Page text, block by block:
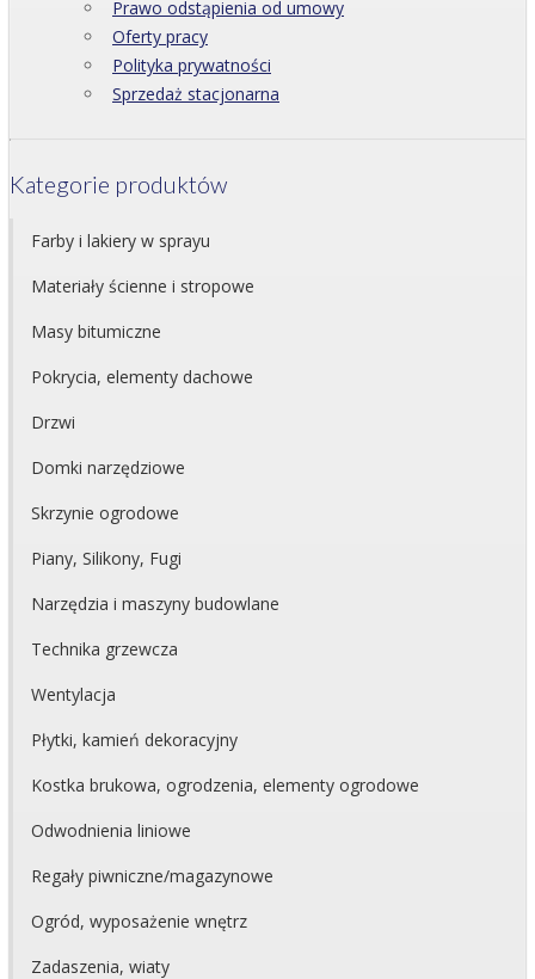
Prawo odstąpienia od umowy
Oferty pracy
Polityka prywatności
Sprzedaż stacjonarna
Kategorie produktów
Farby i lakiery w sprayu
Materiały ścienne i stropowe
Masy bitumiczne
Pokrycia, elementy dachowe
Drzwi
Domki narzędziowe
Skrzynie ogrodowe
Piany, Silikony, Fugi
Narzędzia i maszyny budowlane
Technika grzewcza
Wentylacja
Płytki, kamień dekoracyjny
Kostka brukowa, ogrodzenia, elementy ogrodowe
Odwodnienia liniowe
Regały piwniczne/magazynowe
Ogród, wyposażenie wnętrz
Zadaszenia, wiaty